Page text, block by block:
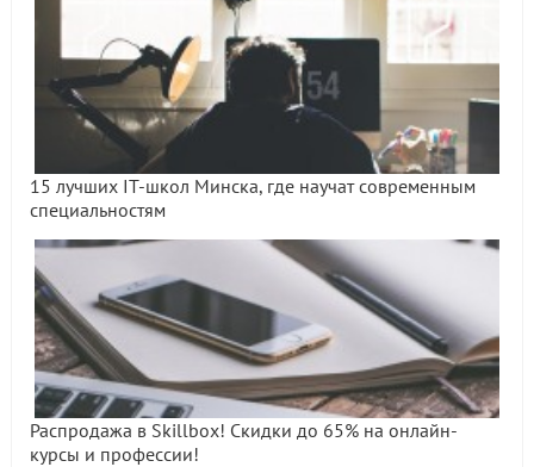
15 лучших IT-школ Минска, где научат современным
специальностям
Распродажа в Skillbox! Скидки до 65% на онлайн-
курсы и профессии!